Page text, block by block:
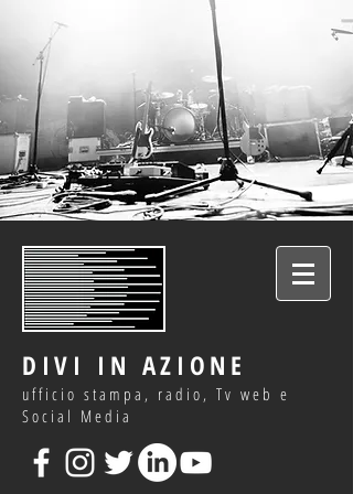
DIVI IN AZIONE
ufficio stampa, radio, Tv web e
Social Media